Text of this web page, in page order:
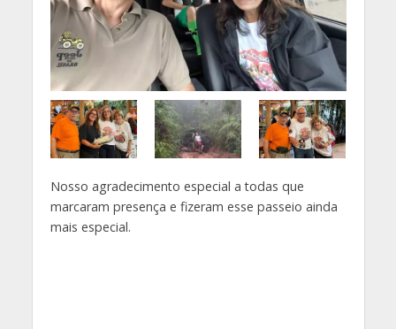
Nosso agradecimento especial a todas que
marcaram presença e fizeram esse passeio ainda
mais especial.